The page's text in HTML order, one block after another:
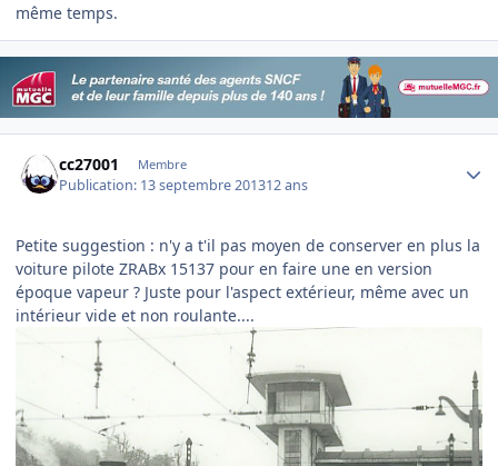
même temps.
cc27001 Membre
Publication: 13 septembre 201312 ans
Petite suggestion : n'y a t'il pas moyen de conserver en plus la
voiture pilote ZRABx 15137 pour en faire une en version
époque vapeur ? Juste pour l'aspect extérieur, même avec un
intérieur vide et non roulante....